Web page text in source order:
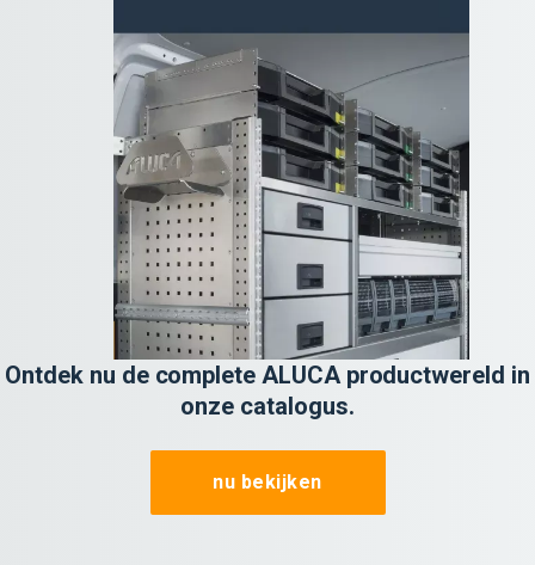
Ontdek nu de complete ALUCA productwereld in
onze catalogus.
nu bekijken